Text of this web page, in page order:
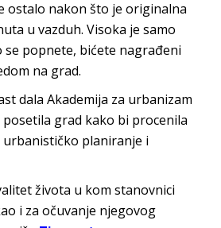
ostalo nakon što je originalna
u vazduh. Visoka je samo
se popnete, bićete nagrađeni
na grad.
dala Akademija za urbanizam
grad kako bi procenila
planiranje i
života u kom stanovnici
i za očuvanje njegovog